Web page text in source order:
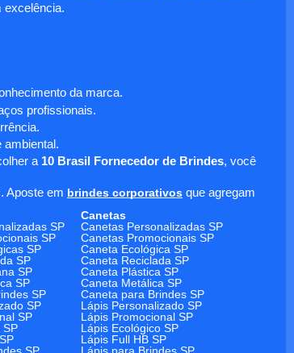
excelência.
da marca.
profissionais.
ambiental.
a 10 Brasil Fornecedor de Brindes, você
Aposte em brindes corporativos que agregam
Canetas
SP
Canetas Personalizadas SP
SP
Canetas Promocionais SP
SP
Caneta Ecológica SP
SP
Caneta Reciclada SP
SP
Caneta Plástica SP
SP
Caneta Metálica SP
SP
Caneta para Brindes SP
SP
Lápis Personalizado SP
SP
Lápis Promocional SP
SP
Lápis Ecológico SP
Lápis Full HB SP